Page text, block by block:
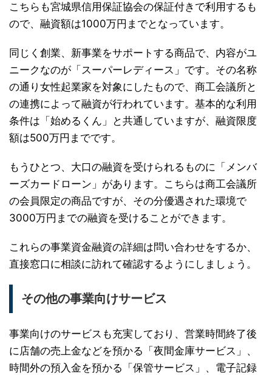
こちらも宮城県信用保証協会の保証付きで利用するも
ので、融資額は1000万円までとなっています。
同じく創業、新事業をサポートする商品で、内容がユ
ニークなのが「スーパーレディース」です。その名称
の通り女性起業家を対象にしたもので、商工会議所と
の連携によって融資が行われています。基本的な利用
条件は「始めるくん」と共通していますが、融資限度
額は500万円までです。
もうひとつ、大口の融資を受けられるものに「メンバ
ーズカードローン」があります。こちらは商工会議所
の会員限定の商品ですが、その分優遇された環境で
3000万円までの融資を受けることができます。
これらの事業資金融資の詳細は問い合わせをするか、
直接窓口に相談に訪れて確認するようにしましょう。
その他の事業向けサービス
事業向けのサービスも充実しており、営業時間終了後
に店舗の売上金などを預かる「夜間金庫サービス」、
時間外の預入金を預かる「保管サービス」、電子記録